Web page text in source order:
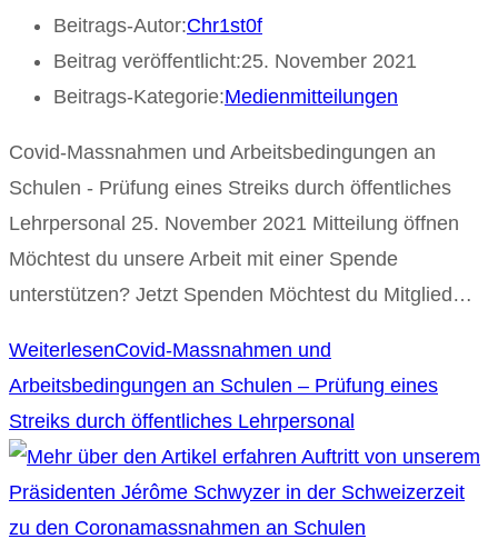
Beitrags-Autor:Chr1st0f
Beitrag veröffentlicht:25. November 2021
Beitrags-Kategorie:Medienmitteilungen
Covid-Massnahmen und Arbeitsbedingungen an
Schulen - Prüfung eines Streiks durch öffentliches
Lehrpersonal 25. November 2021 Mitteilung öffnen
Möchtest du unsere Arbeit mit einer Spende
unterstützen? Jetzt Spenden Möchtest du Mitglied…
WeiterlesenCovid-Massnahmen und
Arbeitsbedingungen an Schulen – Prüfung eines
Streiks durch öffentliches Lehrpersonal